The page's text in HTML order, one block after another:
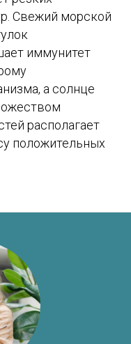
Свежий морской
иммунитет
а солнце
располагает
положительных